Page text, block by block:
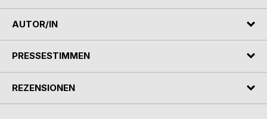
AUTOR/IN
PRESSESTIMMEN
REZENSIONEN